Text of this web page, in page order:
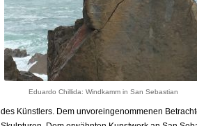
Eduardo Chillida: Windkamm in San Sebastian
des Künstlers. Dem unvoreingenommenen